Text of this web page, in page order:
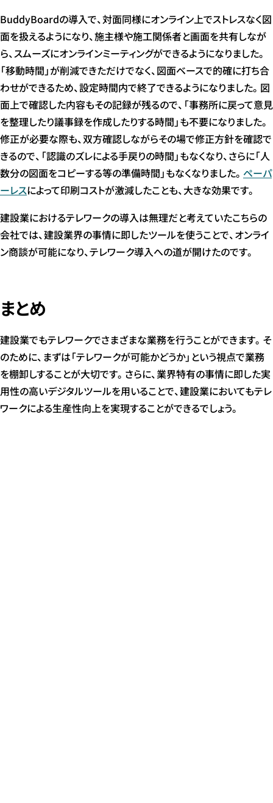
BuddyBoardの導入で、対面同様にオンライン上でストレスなく図
面を扱えるようになり、施主様や施工関係者と画面を共有しなが
ら、スムーズにオンラインミーティングができるようになりました。
「移動時間」が削減できただけでなく、図面ベースで的確に打ち合
わせができるため、設定時間内で終了できるようになりました。図
面上で確認した内容もその記録が残るので、「事務所に戻って意見
を整理したり議事録を作成したりする時間」も不要になりました。
修正が必要な際も、双方確認しながらその場で修正方針を確認で
きるので、「認識のズレによる手戻りの時間」もなくなり、さらに「人
数分の図面をコピーする等の準備時間」もなくなりました。 ペーパ
ーレスによって印刷コストが激減したことも、大きな効果です。
建設業におけるテレワークの導入は無理だと考えていたこちらの
会社では、建設業界の事情に即したツールを使うことで、オンライ
ン商談が可能になり、テレワーク導入への道が開けたのです。
まとめ
建設業でもテレワークでさまざまな業務を行うことができます。そ
のために、まずは「テレワークが可能かどうか」という視点で業務
を棚卸しすることが大切です。さらに、業界特有の事情に即した実
用性の高いデジタルツールを用いることで、建設業においてもテレ
ワークによる生産性向上を実現することができるでしょう。